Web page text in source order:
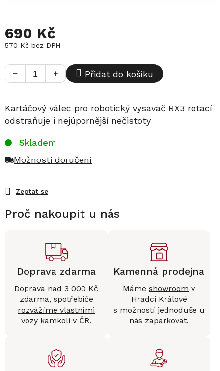
690 Kč
570 Kč bez DPH
cena:
+
− Přidat do košíku
Kartáčový válec pro robotický vysavač RX3 rotací
odstraňuje i nejúpornější nečistoty
Zeptat se
Skladem
Možnosti doručení
Proč nakoupit u nás
Doprava zdarma
Doprava nad 3 000 Kč
zdarma, spotřebiče
rozvážíme vlastními
vozy kamkoli v ČR.
Kamenná prodejna
Máme showroom v
Hradci Králové
s možností jednoduše u
nás zaparkovat.